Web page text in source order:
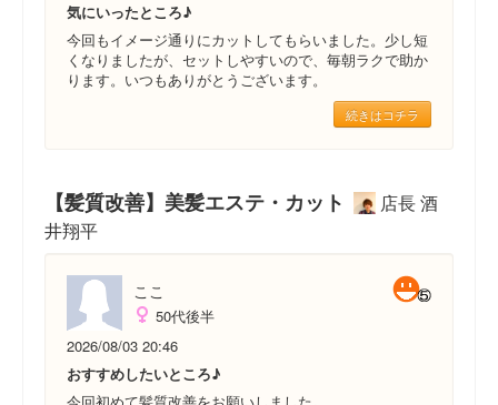
気にいったところ♪
今回もイメージ通りにカットしてもらいました。少し短
くなりましたが、セットしやすいので、毎朝ラクで助か
ります。いつもありがとうございます。
続きはコチラ
【髪質改善】美髪エステ・カット
店長 酒
井翔平
ここ
50代後半
2026/08/03 20:46
おすすめしたいところ♪